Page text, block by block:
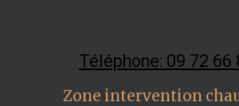
Téléphone: 09 72 66
Zone intervention